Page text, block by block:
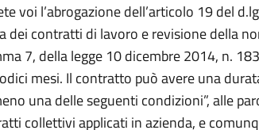
voi l’abrogazione dell’articolo 19 del
dei contratti di lavoro e revisione della
7, della legge 10 dicembre 2014, n.
mesi. Il contratto può avere una
una delle seguenti condizioni”, alle
collettivi applicati in azienda, e